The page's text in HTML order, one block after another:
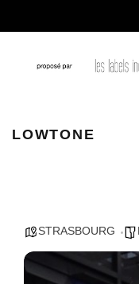
LOWTONE
STRASBOURG